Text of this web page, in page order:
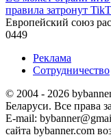
правила затронут
Европейский союз
0449
Реклама
Сотрудничество
© 2004 - 2026
Беларуси. Все права
E-mail:
сайта bybanner.com